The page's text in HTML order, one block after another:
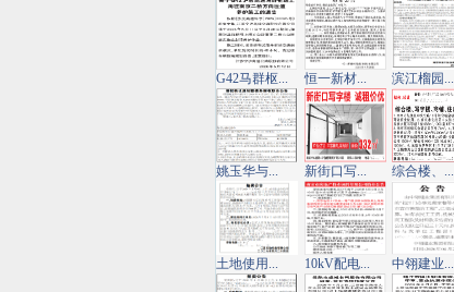
G42马群枢... 恒一新材... 滨江榴园...
姚玉华与... 新街口写... 综合楼、...
土地使用... 10kV配电... 中翎建业...